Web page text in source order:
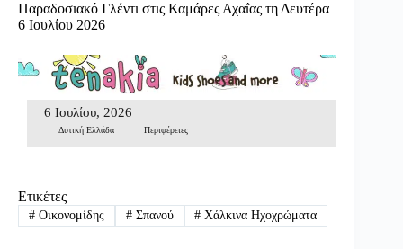
Παραδοσιακό Γλέντι στις Καμάρες Αχαΐας τη Δευτέρα
6 Ιουλίου 2026
6 Ιουλίου, 2026
Δυτική Ελλάδα Περιφέρειες
Ετικέτες
#Οικονομίδης #Σπανού # Χάλκινα Ηχοχρώματα